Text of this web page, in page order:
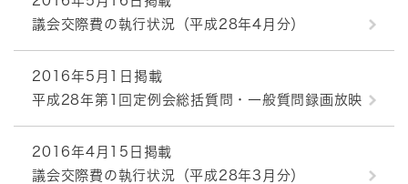
議会交際費の執行状況（平成28年4月分）
2016年5月1日掲載
平成28年第1回定例会総括質問・一般質問録画放映
2016年4月15日掲載
議会交際費の執行状況（平成28年3月分）